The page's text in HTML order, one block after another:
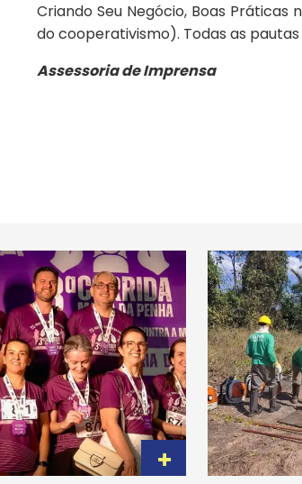
Criando Seu Negócio, Boas
do cooperativismo). Todas as
Assessoria de Imprensa